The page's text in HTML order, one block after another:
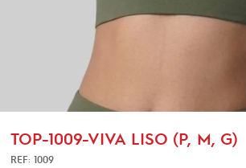
TOP-1009-VIVA LISO (P, M, G)
REF: 1009